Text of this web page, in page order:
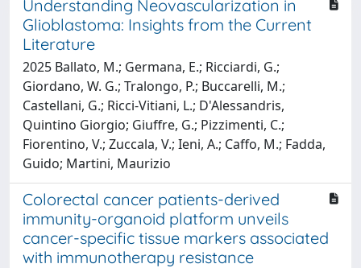
Understanding Neovascularization in
Glioblastoma: Insights from the Current
Literature
2025 Ballato, M.; Germana, E.; Ricciardi, G.;
Giordano, W. G.; Tralongo, P.; Buccarelli, M.;
Castellani, G.; Ricci-Vitiani, L.; D'Alessandris,
Quintino Giorgio; Giuffre, G.; Pizzimenti, C.;
Fiorentino, V.; Zuccala, V.; Ieni, A.; Caffo, M.; Fadda,
Guido; Martini, Maurizio
Colorectal cancer patients-derived
immunity-organoid platform unveils
cancer-specific tissue markers associated
with immunotherapy resistance